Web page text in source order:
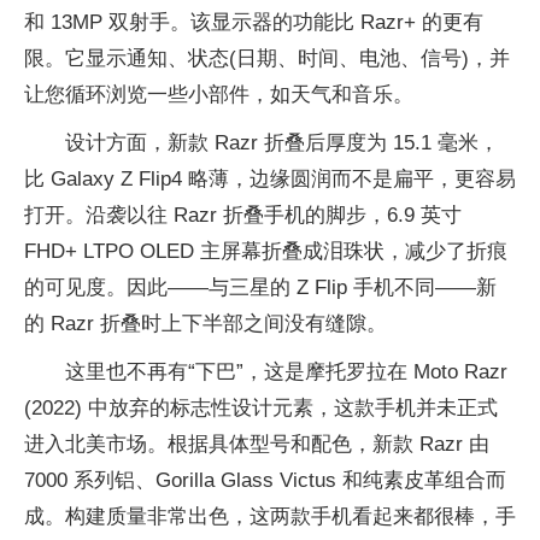
和 13MP 双射手。该显示器的功能比 Razr+ 的更有
限。它显示通知、状态(日期、时间、电池、信号)，并
让您循环浏览一些小部件，如天气和音乐。
设计方面，新款 Razr 折叠后厚度为 15.1 毫米，
比 Galaxy Z Flip4 略薄，边缘圆润而不是扁平，更容易
打开。沿袭以往 Razr 折叠手机的脚步，6.9 英寸
FHD+ LTPO OLED 主屏幕折叠成泪珠状，减少了折痕
的可见度。因此——与三星的 Z Flip 手机不同——新
的 Razr 折叠时上下半部之间没有缝隙。
这里也不再有“下巴”，这是摩托罗拉在 Moto Razr
(2022) 中放弃的标志性设计元素，这款手机并未正式
进入北美市场。根据具体型号和配色，新款 Razr 由
7000 系列铝、Gorilla Glass Victus 和纯素皮革组合而
成。构建质量非常出色，这两款手机看起来都很棒，手